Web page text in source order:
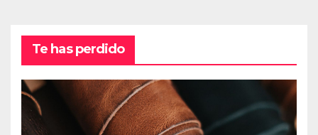
Te has perdido